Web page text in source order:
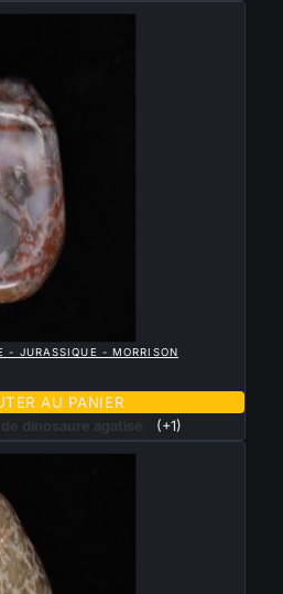
- JURASSIQUE - MORRISON
AU PANIER
dinosaure agatisé. (+1)